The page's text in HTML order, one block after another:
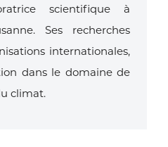
scientifique à
Ses recherches
internationales,
dans le domaine de
climat.